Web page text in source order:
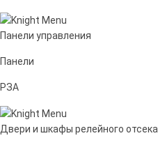
Панели управления
Панели
РЗА
Двери и шкафы релейного отсека